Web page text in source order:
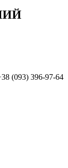
(093) 396-97-64